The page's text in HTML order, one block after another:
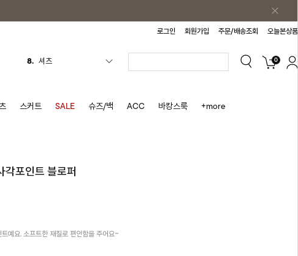
로그인 회원가입 주문/배송조회 오늘본상품
9. 청치마
1.
5. 반바지
8. 셔츠
0
스커트 SALE 슈즈/백 ACC 바캉스룩 +more
포인트 블로퍼
예요. 소프트한 재질로 편안함을 주어요~